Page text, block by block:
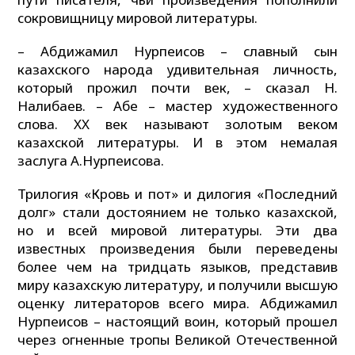
сокровищницу мировой литературы.
– Абдижамил Нурпеисов – славный сын
казахского народа удивительная личность,
который прожил почти век, – сказал Н.
Налибаев. – Абе – мастер художественного
слова. XX век называют золотым веком
казахской литературы. И в этом немалая
заслуга А.Нурпеисова.
Трилогия «Кровь и пот» и дилогия «Последний
долг» стали достоянием не только казахской,
но и всей мировой литературы. Эти два
известных произведения были переведены
более чем на тридцать языков, представив
миру казахскую литературу, и получили высшую
оценку литераторов всего мира. Абдижамил
Нурпеисов – настоящий воин, который прошел
через огненные тропы Великой Отечественной